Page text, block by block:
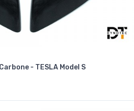
- TESLA Model S